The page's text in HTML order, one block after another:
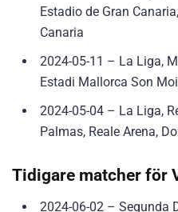
Estadio de Gran
Canaria
2024-05-11 – La Liga,
Estadi Mallorca Son
2024-05-04 – La Liga,
Palmas, Reale Arena,
Tidigare matcher för
2024-06-02 – Segunda